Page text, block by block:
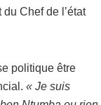
Chef de l’état
politique être
« Je suis